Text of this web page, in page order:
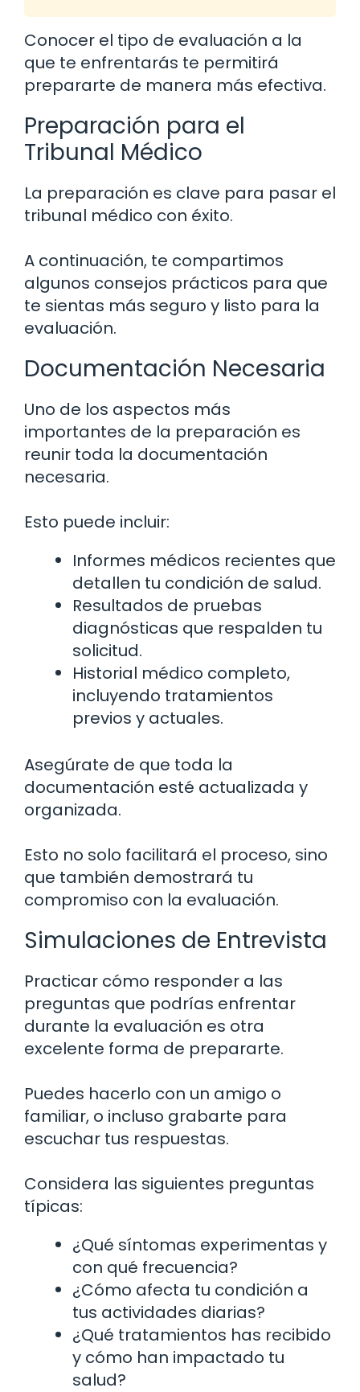
Conocer el tipo de evaluación a la
que te enfrentarás te permitirá
prepararte de manera más efectiva.
Preparación para el
Tribunal Médico
La preparación es clave para pasar el
tribunal médico con éxito.
A continuación, te compartimos
algunos consejos prácticos para que
te sientas más seguro y listo para la
evaluación.
Documentación Necesaria
Uno de los aspectos más
importantes de la preparación es
reunir toda la documentación
necesaria.
Esto puede incluir:
Informes médicos recientes que
detallen tu condición de salud.
Resultados de pruebas
diagnósticas que respalden tu
solicitud.
Historial médico completo,
incluyendo tratamientos
previos y actuales.
Asegúrate de que toda la
documentación esté actualizada y
organizada.
Esto no solo facilitará el proceso, sino
que también demostrará tu
compromiso con la evaluación.
Simulaciones de Entrevista
Practicar cómo responder a las
preguntas que podrías enfrentar
durante la evaluación es otra
excelente forma de prepararte.
Puedes hacerlo con un amigo o
familiar, o incluso grabarte para
escuchar tus respuestas.
Considera las siguientes preguntas
típicas:
¿Qué síntomas experimentas y
con qué frecuencia?
¿Cómo afecta tu condición a
tus actividades diarias?
¿Qué tratamientos has recibido
y cómo han impactado tu
salud?